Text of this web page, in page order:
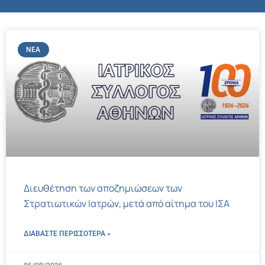
ΝΈΑ
Διευθέτηση των αποζημιώσεων των
Στρατιωτικών Ιατρών, μετά από αίτημα του ΙΣΑ
ΔΙΑΒΑΣΤΕ ΠΕΡΙΣΣΌΤΕΡΑ »